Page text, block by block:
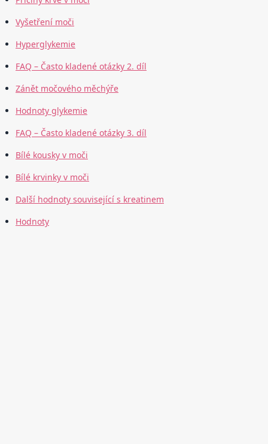
Vyšetření moči
Hyperglykemie
FAQ – Často kladené otázky 2. díl
Zánět močového měchýře
Hodnoty glykemie
FAQ – Často kladené otázky 3. díl
Bílé kousky v moči
Bílé krvinky v moči
Další hodnoty související s kreatinem
Hodnoty